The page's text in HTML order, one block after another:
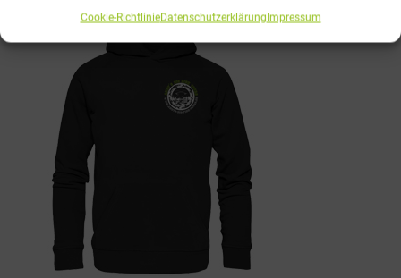
Cookie-RichtlinieDatenschutzerklärungImpressum